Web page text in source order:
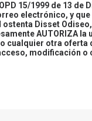
15/1999 de 13
electrónico, y
Disset Odiseo,
AUTORIZA
cualquier otra
modificación o